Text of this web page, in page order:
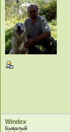
Windex
Бывалый